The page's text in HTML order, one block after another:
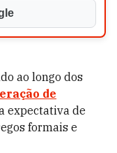
ao longo dos
de
expectativa de
formais e